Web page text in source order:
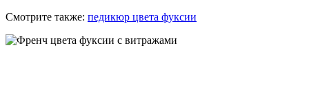
Смотрите также: педикюр цвета фуксии